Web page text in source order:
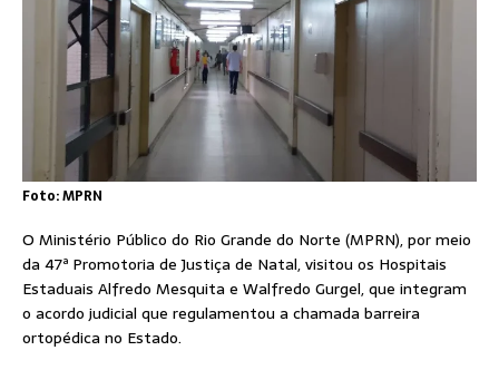
Foto: MPRN
O Ministério Público do Rio Grande do Norte (MPRN), por meio
da 47ª Promotoria de Justiça de Natal, visitou os Hospitais
Estaduais Alfredo Mesquita e Walfredo Gurgel, que integram
o acordo judicial que regulamentou a chamada barreira
ortopédica no Estado.